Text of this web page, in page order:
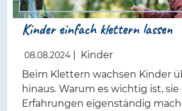
Kinder einfach klettern lassen
08.08.2024
Kinder
Beim Klettern wachsen Kinder
hinaus. Warum es wichtig ist, sie
Erfahrungen eigenständig